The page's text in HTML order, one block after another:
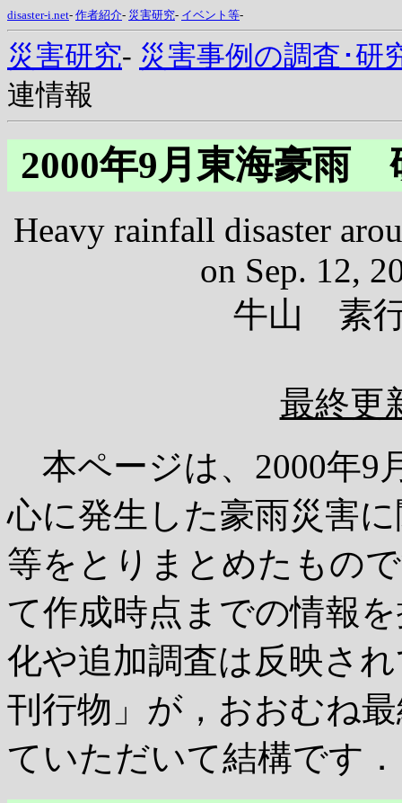
disaster-i.net- 作者紹介- 災害研究- イベント等-
災害研究- 災害事例の調査･研
連情報
2000年9月東海豪雨
Heavy rainfall disaster
on Sep. 12,
牛山 素
最終更
本ページは、2000年9
心に発生した豪雨災害
等をとりまとめたもの
て作成時点までの情報
化や追加調査は反映さ
刊行物」が，おおむね
ていただいて結構です．